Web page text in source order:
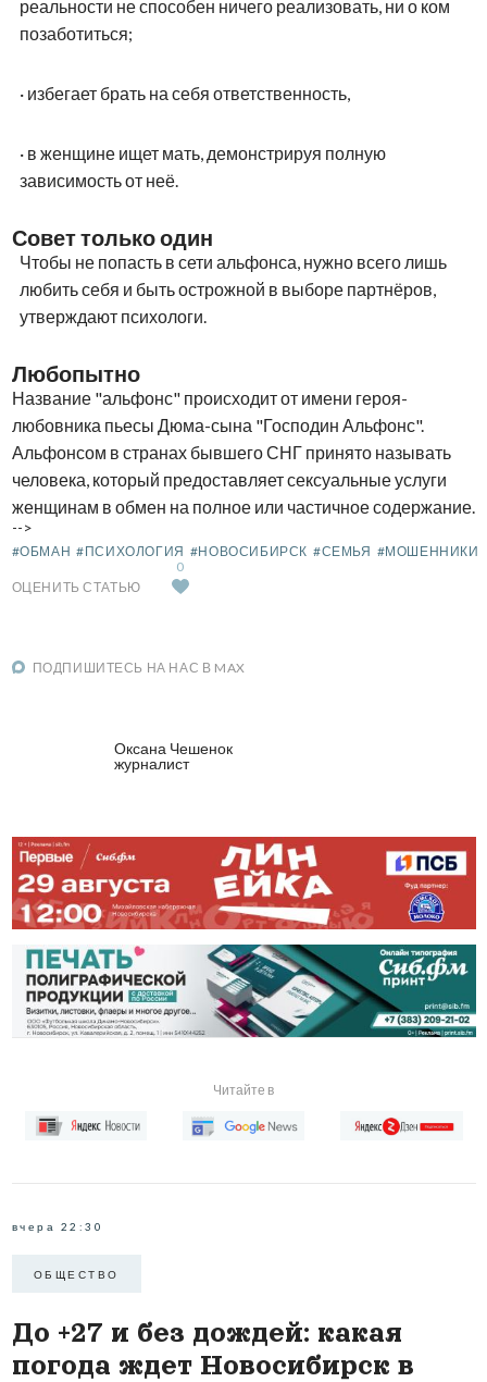
реальности не способен ничего реализовать, ни о ком
позаботиться;
· избегает брать на себя ответственность,
· в женщине ищет мать, демонстрируя полную
зависимость от неё.
Совет только один
Чтобы не попасть в сети альфонса, нужно всего лишь
любить себя и быть острожной в выборе партнёров,
утверждают психологи.
Любопытно
Название "альфонс" происходит от имени героя-
любовника пьесы Дюма-сына "Господин Альфонс".
Альфонсом в странах бывшего СНГ принято называть
человека, который предоставляет сексуальные услуги
женщинам в обмен на полное или частичное содержание.
-->
#ОБМАН #ПСИХОЛОГИЯ #НОВОСИБИРСК #СЕМЬЯ #МОШЕННИКИ
ОЦЕНИТЬ СТАТЬЮ
0
ПОДПИШИТЕСЬ НА НАС В MAX
Оксана Чешенок
журналист
Читайте в
вчера 22:30
ОБЩЕСТВО
До +27 и без дождей: какая
погода ждет Новосибирск в